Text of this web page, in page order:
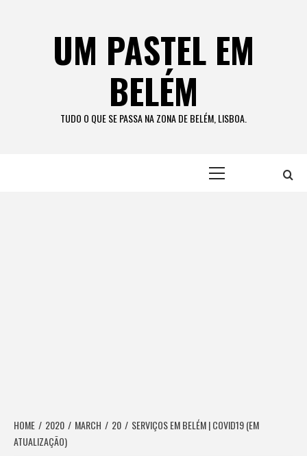
UM PASTEL EM
BELÉM
TUDO O QUE SE PASSA NA ZONA DE BELÉM, LISBOA.
HOME 2020 MARCH 20
SERVIÇOS EM BELÉM | COVID19 (EM
ATUALIZAÇÃO)